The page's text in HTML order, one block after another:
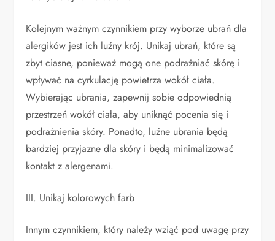
Kolejnym ważnym czynnikiem przy wyborze ubrań dla
alergików jest ich luźny krój. Unikaj ubrań, które są
zbyt ciasne, ponieważ mogą one podrażniać skórę i
wpływać na cyrkulację powietrza wokół ciała.
Wybierając ubrania, zapewnij sobie odpowiednią
przestrzeń wokół ciała, aby uniknąć pocenia się i
podrażnienia skóry. Ponadto, luźne ubrania będą
bardziej przyjazne dla skóry i będą minimalizować
kontakt z alergenami.
III. Unikaj kolorowych farb
Innym czynnikiem, który należy wziąć pod uwagę przy